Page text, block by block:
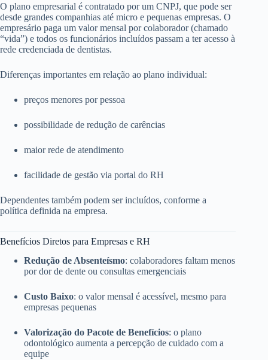
O plano empresarial é contratado por um CNPJ, que pode ser
desde grandes companhias até micro e pequenas empresas. O
empresário paga um valor mensal por colaborador (chamado
“vida”) e todos os funcionários incluídos passam a ter acesso à
rede credenciada de dentistas.
Diferenças importantes em relação ao plano individual:
preços menores por pessoa
possibilidade de redução de carências
maior rede de atendimento
facilidade de gestão via portal do RH
Dependentes também podem ser incluídos, conforme a
política definida na empresa.
Benefícios Diretos para Empresas e RH
Redução de Absenteísmo: colaboradores faltam menos
por dor de dente ou consultas emergenciais
Custo Baixo: o valor mensal é acessível, mesmo para
empresas pequenas
Valorização do Pacote de Benefícios: o plano
odontológico aumenta a percepção de cuidado com a
equipe